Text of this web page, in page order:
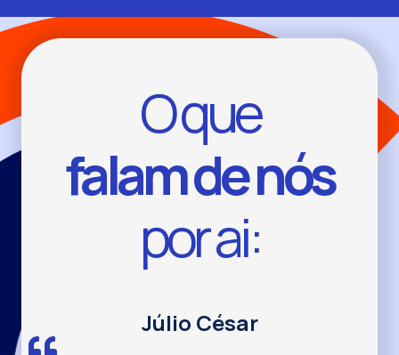
O que
falam de nós
por ai:
Júlio César